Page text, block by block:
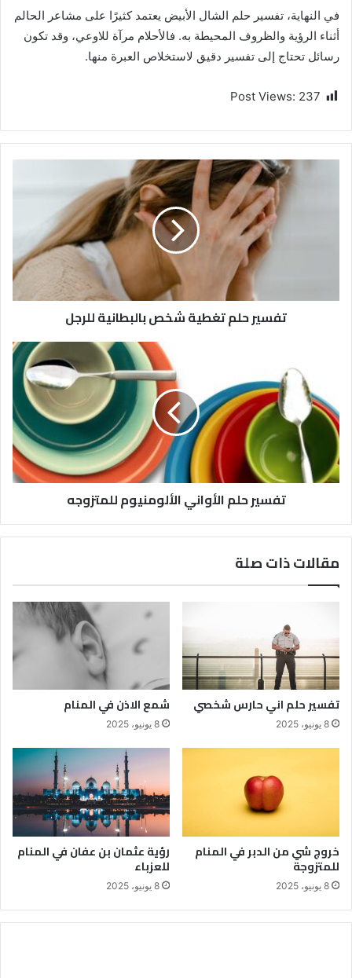
في النهاية، تفسير حلم الشال الأبيض يعتمد كثيرًا على مشاعر الحالم
أثناء الرؤية والظروف المحيطة به. فالأحلام مرآة للاوعي، وقد تكون
رسائل تحتاج إلى تفسير دقيق لاستخلاص العبرة منها.
Post Views: 237
تفسير حلم تغطية شخص بالبطانية للرجل
تفسير حلم الأواني الألومنيوم للمتزوجه
مقالات ذات صلة
تفسير حلم اني حارس شخصي
8 يونيو، 2025
شمع الاذن في المنام
8 يونيو، 2025
خروج شي من الدبر في المنام
للمتزوجة
8 يونيو، 2025
رؤية عثمان بن عفان في المنام
للعزباء
8 يونيو، 2025